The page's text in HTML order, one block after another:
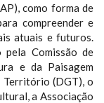
como forma de
compreender e
atuais e futuros.
Comissão de
e da Paisagem
(DGT), o
a Associação